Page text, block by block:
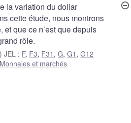
la variation du dollar
cette étude, nous montrons
que ce n’est que depuis
rôle.
JEL : F, F3, F31 ,G,G1 ,G12
Monnaies et marchés